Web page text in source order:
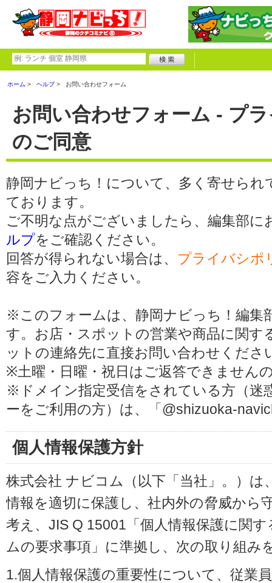
ホーム ヘルプ お問い合わせフォーム
お問い合わせフォーム - プ
のご同意
静岡ナビっち！について、多く寄せられ
ております。
ご不明な点がございましたら、編集部
ルプをご確認ください。
回答が得られない場合は、 プライバシポ
容をご入力ください。
※このフォームは、静岡ナビっち！編集
す。お店・スポットの営業や商品に関す
ットの連絡先に直接お問い合わせくださ
※土曜・日曜・祝日はご返答できません
※ドメイン指定受信をされている方（迷
ーをご利用の方）は、「@shizuoka-
個人情報保護方針
株式会社 ナビコム（以下「当社」。）
情報を適切に保護し、社内外の脅威から
考え、JIS Q 15001「個人情報保護に関
ムの要求事項」に準拠し、次の取り組み
1.個人情報保護の重要性について、従業